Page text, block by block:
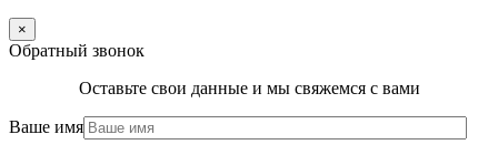
×
Обратный звонок
Оставьте свои данные и мы свяжемся с вами
Ваше имя